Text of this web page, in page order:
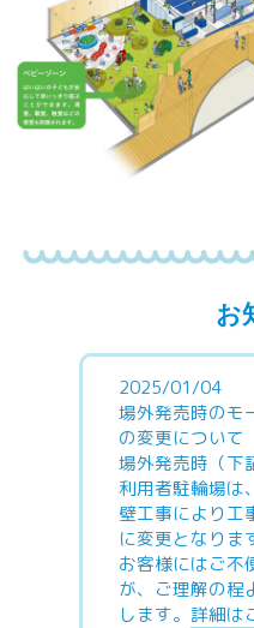
お
2025/01/04
場外発売時のモ
の変更について
場外発売時（下
利用者駐輪場は
壁工事により工
に変更となりま
お客様にはご不
が、ご理解の程
します。 詳細は